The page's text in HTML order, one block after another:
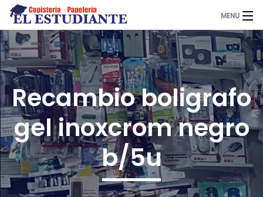
MENU
El Estudiante
Copistería
Papelería
Servicios
Recambio boligrafo
gel inoxcrom negro
b/5u